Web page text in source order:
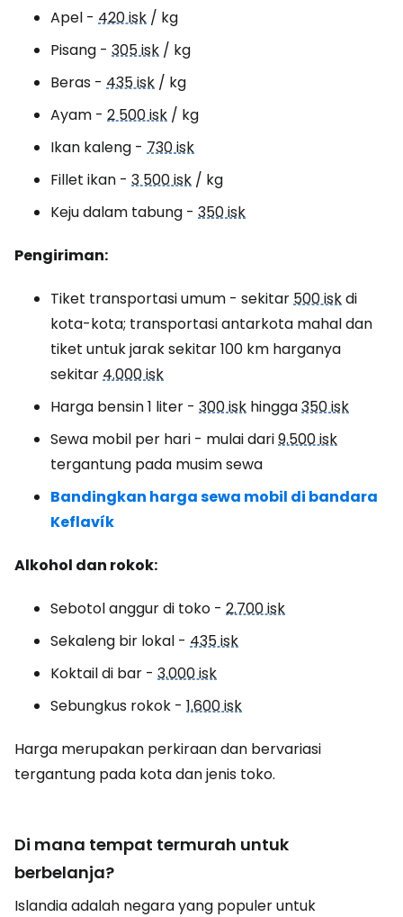
Apel - 420 isk / kg
Pisang - 305 isk / kg
Beras - 435 isk / kg
Ayam - 2 500 isk / kg
Ikan kaleng - 730 isk
Fillet ikan - 3 500 isk / kg
Keju dalam tabung - 350 isk
Pengiriman:
Tiket transportasi umum - sekitar500 iskdi
kota-kota; transportasi antarkota mahal dan
tiket untuk jarak sekitar 100 km harganya
sekitar4.000 isk
Harga bensin 1 liter - 300 isk hingga350 isk
Sewa mobil per hari - mulai dari9.500 isk
tergantung pada musim sewa
Bandingkan harga sewa mobil di bandara
Keflavík
Alkohol dan rokok:
Sebotol anggur di toko - 2.700 isk
Sekaleng bir lokal - 435 isk
Koktail di bar - 3.000 isk
Sebungkus rokok - 1.600 isk
Harga merupakan perkiraan dan bervariasi
tergantung pada kota dan jenis toko.
Di mana tempat termurah untuk
berbelanja?
Islandia adalah negara yang populer untuk